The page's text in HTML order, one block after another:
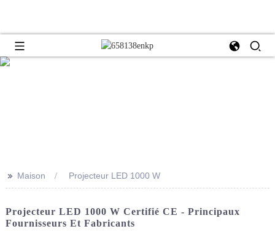
>> Maison Projecteur LED 1000 W
Projecteur LED 1000 W Certifié CE - Principaux
Fournisseurs Et Fabricants